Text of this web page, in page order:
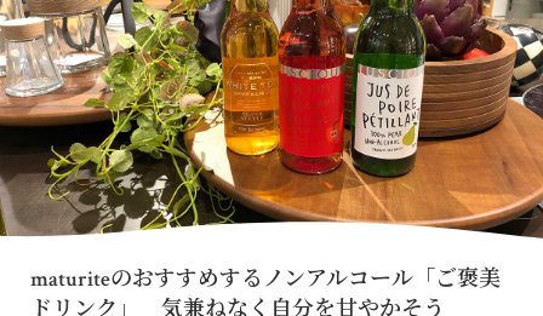
maturiteのおすすめするノンアルコール「ご褒美
ドリンク」 気兼ねなく自分を甘やかそう